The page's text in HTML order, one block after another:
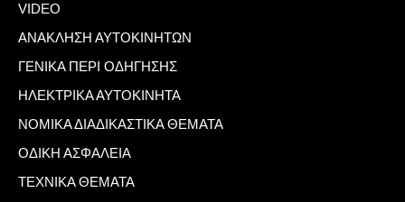
VIDEO
ΑΝΑΚΛΗΣΗ ΑΥΤΟΚΙΝΗΤΩΝ
ΓΕΝΙΚΑ ΠΕΡΙ ΟΔΗΓΗΣΗΣ
ΗΛΕΚΤΡΙΚΑ ΑΥΤΟΚΙΝΗΤΑ
ΝΟΜΙΚΑ ΔΙΑΔΙΚΑΣΤΙΚΑ ΘΕΜΑΤΑ
ΟΔΙΚΗ ΑΣΦΑΛΕΙΑ
ΤΕΧΝΙΚΑ ΘΕΜΑΤΑ